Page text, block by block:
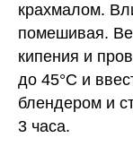
крахмалом.
помешивая.
кипения и
до 45°C и
блендером и
3 часа.